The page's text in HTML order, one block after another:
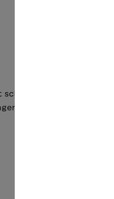
und rennt in den